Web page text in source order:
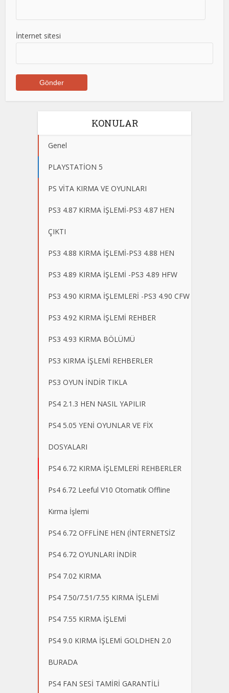
İnternet sitesi
KONULAR
Genel
PLAYSTATİON 5
PS VİTA KIRMA VE OYUNLARI
PS3 4.87 KIRMA İŞLEMİ-PS3 4.87 HEN
ÇIKTI
PS3 4.88 KIRMA İŞLEMİ-PS3 4.88 HEN
PS3 4.89 KIRMA İŞLEMİ -PS3 4.89 HFW
PS3 4.90 KIRMA İŞLEMLERİ -PS3 4.90 CFW
PS3 4.92 KIRMA İŞLEMİ REHBER
PS3 4.93 KIRMA BÖLÜMÜ
PS3 KIRMA İŞLEMİ REHBERLER
PS3 OYUN İNDİR TIKLA
PS4 2.1.3 HEN NASIL YAPILIR
PS4 5.05 YENİ OYUNLAR VE FİX
DOSYALARI
PS4 6.72 KIRMA İŞLEMLERİ REHBERLER
Ps4 6.72 Leeful V10 Otomatik Offline
Kırma İşlemi
PS4 6.72 OFFLİNE HEN (İNTERNETSİZ
PS4 6.72 OYUNLARI İNDİR
PS4 7.02 KIRMA
PS4 7.50/7.51/7.55 KIRMA İŞLEMİ
PS4 7.55 KIRMA İŞLEMİ
PS4 9.0 KIRMA İŞLEMİ GOLDHEN 2.0
BURADA
PS4 FAN SESİ TAMİRİ GARANTİLİ